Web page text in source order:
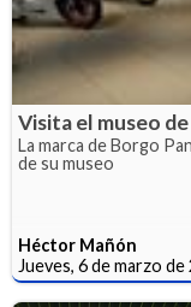
Visita el museo
La marca de Borgo
de su museo
Héctor Mañón
Jueves, 6 de marzo de